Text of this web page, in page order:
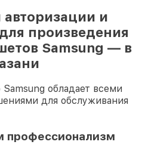
и
произведения
Samsung — в
обладает всеми
для обслуживания